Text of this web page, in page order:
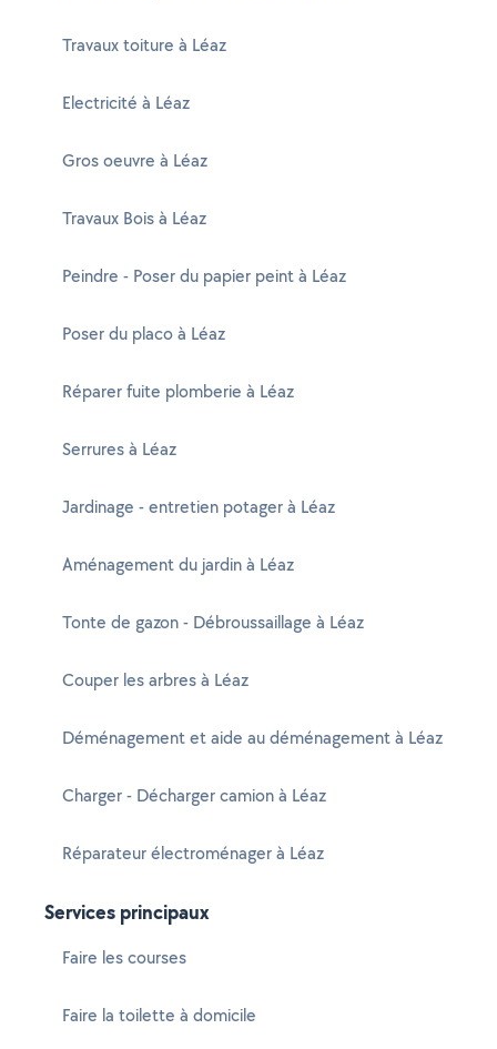
Travaux toiture à Léaz
Electricité à Léaz
Gros oeuvre à Léaz
Travaux Bois à Léaz
Peindre - Poser du papier peint à Léaz
Poser du placo à Léaz
Réparer fuite plomberie à Léaz
Serrures à Léaz
Jardinage - entretien potager à Léaz
Aménagement du jardin à Léaz
Tonte de gazon - Débroussaillage à Léaz
Couper les arbres à Léaz
Déménagement et aide au déménagement à Léaz
Charger - Décharger camion à Léaz
Réparateur électroménager à Léaz
Services principaux
Faire les courses
Faire la toilette à domicile